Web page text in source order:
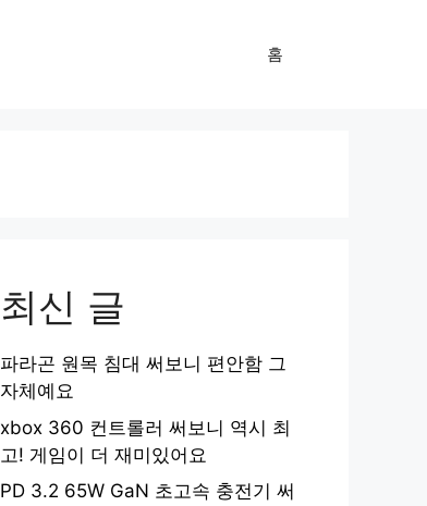
홈
최신 글
파라곤 원목 침대 써보니 편안함 그
자체예요
xbox 360 컨트롤러 써보니 역시 최
고! 게임이 더 재미있어요
PD 3.2 65W GaN 초고속 충전기 써